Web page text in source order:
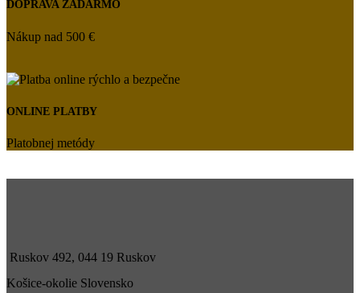
DOPRAVA ZADARMO
Nákup nad 500 €
ONLINE PLATBY
Platobnej metódy
Ruskov 492, 044 19 Ruskov
Košice-okolie Slovensko